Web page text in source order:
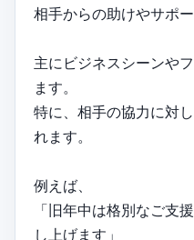
相手からの助けやサポ
主にビジネスシーンや
ます。
特に、相手の協力に対
れます。
例えば、
「旧年中は格別なご支
し上げます」